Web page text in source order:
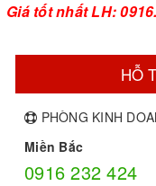
Giá tốt nhất LH:
HỖ
PHÒNG KINH
Miền Bắc
0916 232 424